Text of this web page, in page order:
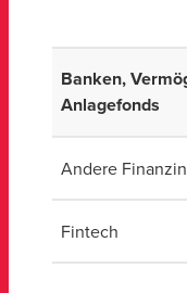
Banken,
Anlagefonds
Andere
Fintech